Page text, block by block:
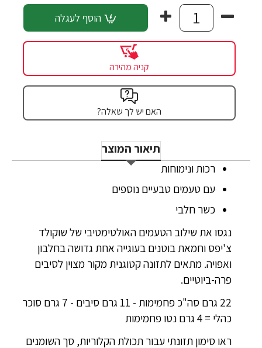
הוסף לעגלה
קניה מהירה
האם יש לך שאלה?
תיאור המוצר
רכות ונימוחות
עם טעמים טבעיים נוספים
כשר חלבי
נגסו את שילוב הטעמים האולטימטיבי של שוקולד
צ'יפס וחמאת בוטנים בעוגייה אחת גדושה בחלבון
ואפויה. מתאים לתזונה קטוגנית מקור מצוין לסיבים
פרה-ביוטיים.
22 גרם סה"כ פחמימות - 11 גרם סיבים - 7 גרם סוכר
כהלי = 4 גרם נטו פחמימות
ראו סימון תזונתי עבור תכולת הקלוריות, סך השומנים